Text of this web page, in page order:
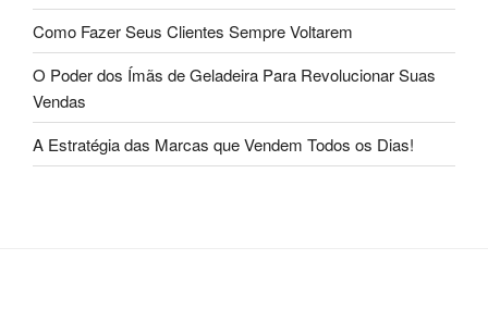
Como Fazer Seus Clientes Sempre Voltarem
O Poder dos Ímãs de Geladeira Para Revolucionar Suas
Vendas
A Estratégia das Marcas que Vendem Todos os Dias!